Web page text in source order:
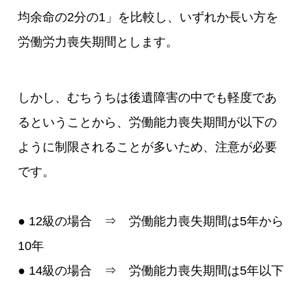
均余命の2分の1」を比較し、いずれか長い方を
労働労力喪失期間とします。
しかし、むちうちは後遺障害の中でも軽度であ
るということから、労働能力喪失期間が以下の
ように制限されることが多いため、注意が必要
です。
● 12級の場合 ⇒ 労働能力喪失期間は5年から
10年
● 14級の場合 ⇒ 労働能力喪失期間は5年以下